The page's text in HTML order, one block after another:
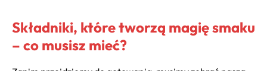
Składniki, które tworzą magię smaku
– co musisz mieć?